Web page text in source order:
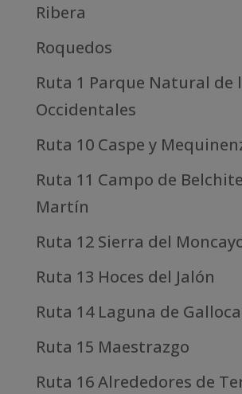
Ribera
Roquedos
Ruta 1 Parque Natural de
Occidentales
Ruta 10 Caspe y
Ruta 11 Campo de
Martín
Ruta 12 Sierra del
Ruta 13 Hoces del Jalón
Ruta 14 Laguna de
Ruta 15 Maestrazgo
Ruta 16 Alrededores de